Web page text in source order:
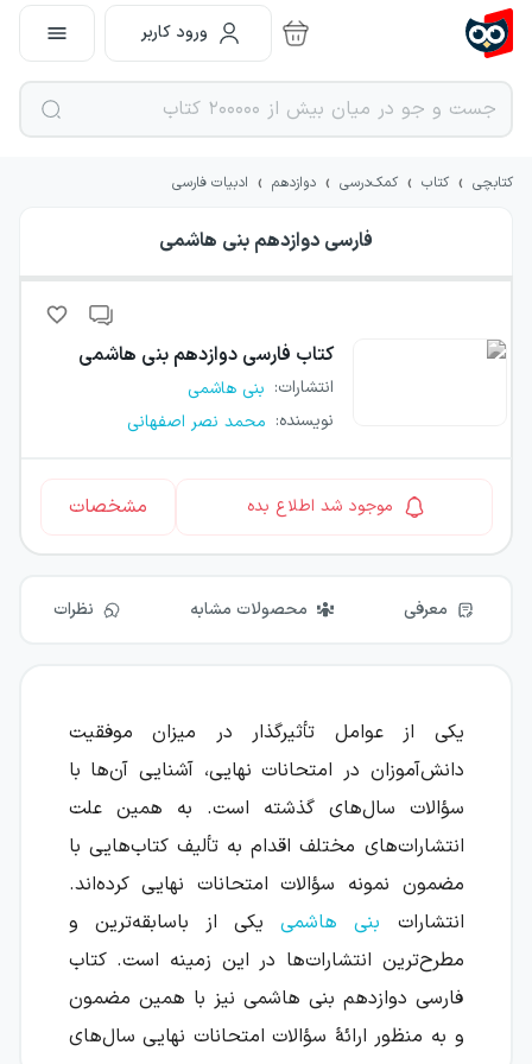
ورود کاربر
کتابچی › کتاب › کمک‌درسی › دوازدهم › ادبیات فارسی
فارسی دوازدهم بنی هاشمی
کتاب فارسی دوازدهم بنی هاشمی
انتشارات: بنی هاشمی
نویسنده: محمد نصر اصفهانی
موجود شد اطلاع بده مشخصات
معرفی محصولات مشابه نظرات
یکی از عوامل تأثیرگذار در میزان موفقیت
دانش‌آموزان در امتحانات نهایی، آشنایی آن‌ها با
سؤالات سال‌های گذشته است. به همین علت
انتشارات‌های مختلف اقدام به تألیف کتاب‌هایی با
مضمون نمونه سؤالات امتحانات نهایی کرده‌اند.
انتشارات بنی هاشمییکی از باسابقه‌ترین و
مطرح‌ترین انتشارات‌ها در این زمینه است. کتاب
فارسی دوازدهم بنی هاشمی نیز با همین مضمون
و به منظور ارائهٔ سؤالات امتحانات نهایی سال‌های